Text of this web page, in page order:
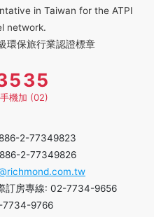
in Taiwan for the ATPI
network.
環保旅行業認證標章
機加 (02)
2-77349823
2-77349826
訂房專線: 02-7734-9656
7734-9766